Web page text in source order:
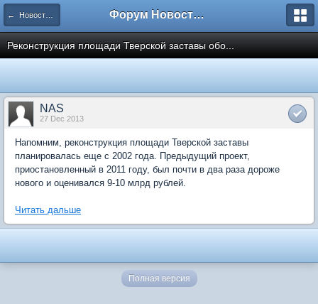
← Новости рынка недвижимости Форум Новостройки
Реконструкция площади Тверской заставы обо...
NAS
27 Dec 2013
Напомним, реконструкция площади Тверской заставы
планировалась еще с 2002 года. Предыдущий проект,
приостановленный в 2011 году, был почти в два раза дороже
нового и оценивался 9-10 млрд рублей.
Читать дальше
Полная версия